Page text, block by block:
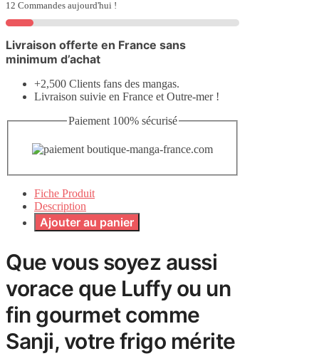
12 Commandes aujourd'hui !
Livraison offerte en France sans
minimum d’achat
+2,500 Clients fans des mangas.
Livraison suivie en France et Outre-mer !
Paiement 100% sécurisé
Fiche Produit
Description
Ajouter au panier
Que vous soyez aussi
vorace que Luffy ou un
fin gourmet comme
Sanji, votre frigo mérite